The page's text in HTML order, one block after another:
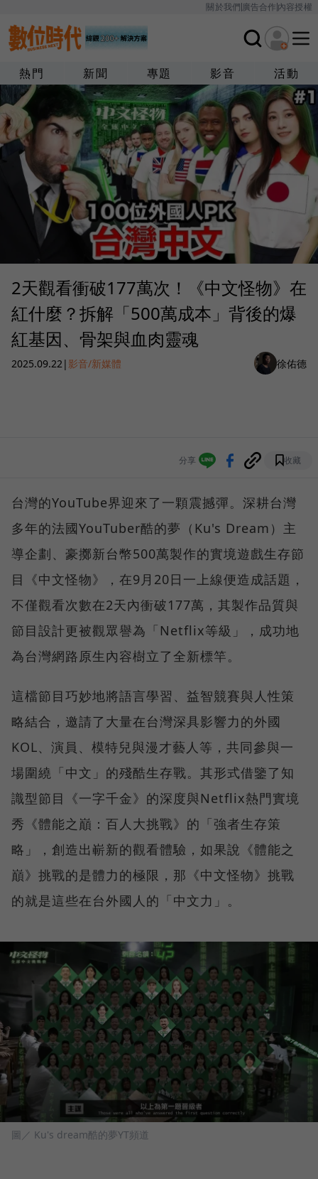
關於我們廣告合作內容授權
熱門 新聞 專題 影音 活動
2天觀看衝破177萬次！《中文怪物》在
紅什麼？拆解「500萬成本」背後的爆
紅基因、骨架與血肉靈魂
2025.09.22 | 影音/新媒體 徐佑德
分享 收藏
台灣的YouTube界迎來了一顆震撼彈。深耕台灣
多年的法國YouTuber酷的夢（Ku's Dream）主
導企劃、豪擲新台幣500萬製作的實境遊戲生存節
目《中文怪物》，在9月20日一上線便造成話題，
不僅觀看次數在2天內衝破177萬，其製作品質與
節目設計更被觀眾譽為「Netflix等級」，成功地
為台灣網路原生內容樹立了全新標竿。
這檔節目巧妙地將語言學習、益智競賽與人性策
略結合，邀請了大量在台灣深具影響力的外國
KOL、演員、模特兒與漫才藝人等，共同參與一
場圍繞「中文」的殘酷生存戰。其形式借鑒了知
識型節目《一字千金》的深度與Netflix熱門實境
秀《體能之巔：百人大挑戰》的「強者生存策
略」，創造出嶄新的觀看體驗，如果說《體能之
巔》挑戰的是體力的極限，那《中文怪物》挑戰
的就是這些在台外國人的「中文力」。
圖／ Ku's dream酷的夢YT頻道